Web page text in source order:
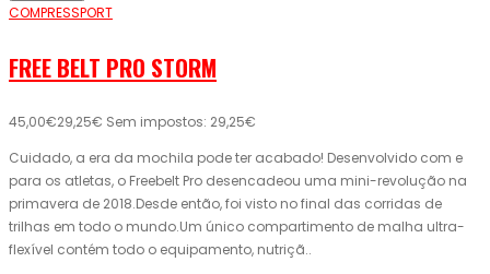
COMPRESSPORT
FREE BELT PRO STORM
45,00€29,25€ Sem impostos: 29,25€
Cuidado, a era da mochila pode ter acabado! Desenvolvido com e
para os atletas, o Freebelt Pro desencadeou uma mini-revolução na
primavera de 2018.Desde então, foi visto no final das corridas de
trilhas em todo o mundo.Um único compartimento de malha ultra-
flexível contém todo o equipamento, nutriçã..